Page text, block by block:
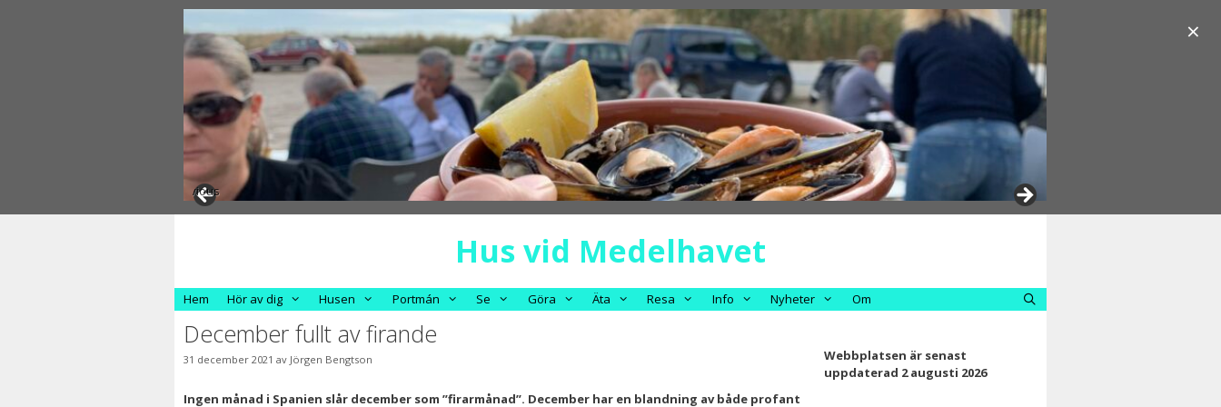
Previous
Hus vid Medelhavet
Hem Hör av dig Husen Portmán Se Göra Äta Resa Info Nyheter Om
December fullt av firande
31 december 2021 av Jörgen Bengtson
Ingen månad i Spanien slår december som ”firarmånad”. December har en blandning av både profant
Webbplatsen är senast
uppdaterad 2 augusti 2026
×